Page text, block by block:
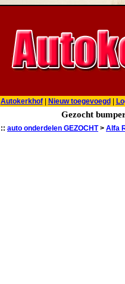
Autokerkhof| Nieuw toegevoegd
Gezocht
:: auto onderdelen GEZOCHT > Alfa